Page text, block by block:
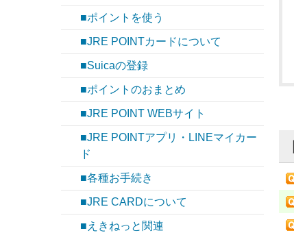
■ポイントを使う
■JRE POINTカードについて
■Suicaの登録
■ポイントのおまとめ
■JRE POINT WEBサイト
■JRE POINTアプリ・LINEマイカー
ド
■各種お手続き
■JRE CARDについて
■えきねっと関連